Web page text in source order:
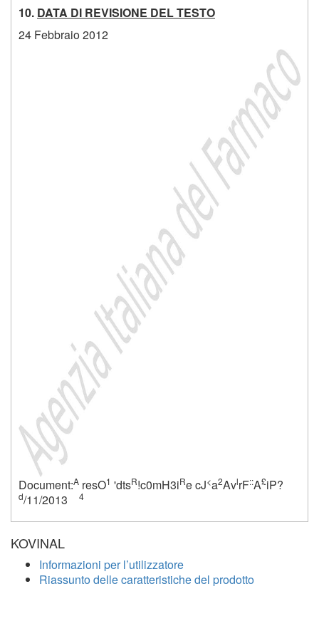
10. DATA DI REVISIONE DEL TESTO
24 Febbraio 2012
Document:A resO1 'dtsR!c0mH3iRe cJ<a2AvlrF::A£iP?
d/11/2013 4
KOVINAL
Informazioni per l’utilizzatore
Riassunto delle caratteristiche del prodotto